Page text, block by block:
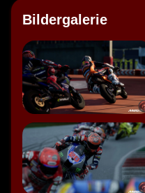
mit einem frischen
Speaker 1: Hallo da
ist Gamefeatures und
Speaker 1: Und natürlich
René an Bord!
Speaker 0: Grüßt ihr alle
Speaker 0: Ja, MotoGP-
sein?
Speaker 0: Welche
Bildergalerie